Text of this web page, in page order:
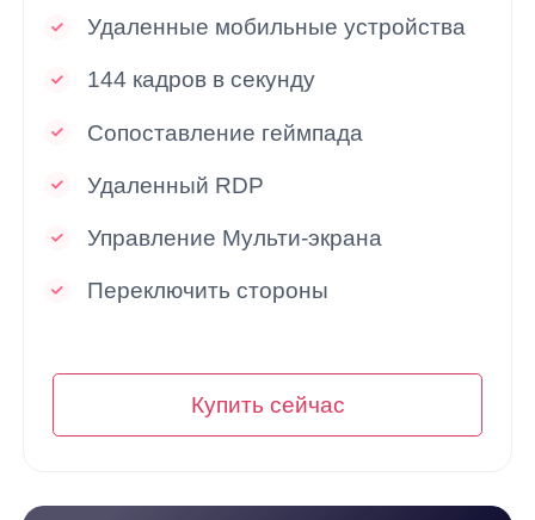
Удаленные мобильные устройства
144 кадров в секунду
Сопоставление геймпада
Удаленный RDP
Управление Мульти-экрана
Переключить стороны
Купить сейчас